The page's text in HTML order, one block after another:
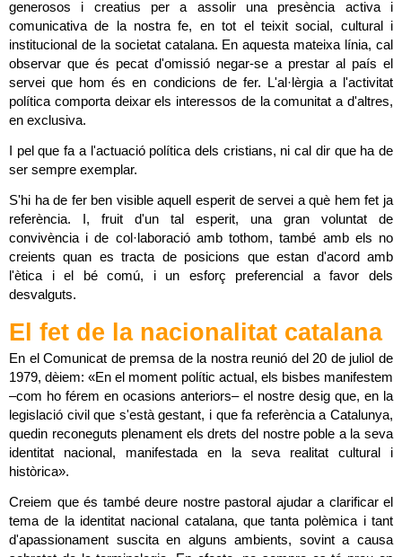
generosos i creatius per a assolir una presència activa i
comunicativa de la nostra fe, en tot el teixit social, cultural i
institucional de la societat catalana. En aquesta mateixa línia, cal
observar que és pecat d'omissió negar-se a prestar al país el
servei que hom és en condicions de fer. L'al·lèrgia a l'activitat
política comporta deixar els interessos de la comunitat a d'altres,
en exclusiva.
I pel que fa a l'actuació política dels cristians, ni cal dir que ha de
ser sempre exemplar.
S'hi ha de fer ben visible aquell esperit de servei a què hem fet ja
referència. I, fruit d'un tal esperit, una gran voluntat de
convivència i de col·laboració amb tothom, també amb els no
creients quan es tracta de posicions que estan d'acord amb
l'ètica i el bé comú, i un esforç preferencial a favor dels
desvalguts.
El fet de la nacionalitat catalana
En el Comunicat de premsa de la nostra reunió del 20 de juliol de
1979, dèiem: «En el moment polític actual, els bisbes manifestem
–com ho férem en ocasions anteriors– el nostre desig que, en la
legislació civil que s'està gestant, i que fa referència a Catalunya,
quedin reconeguts plenament els drets del nostre poble a la seva
identitat nacional, manifestada en la seva realitat cultural i
històrica».
Creiem que és també deure nostre pastoral ajudar a clarificar el
tema de la identitat nacional catalana, que tanta polèmica i tant
d'apassionament suscita en alguns ambients, sovint a causa